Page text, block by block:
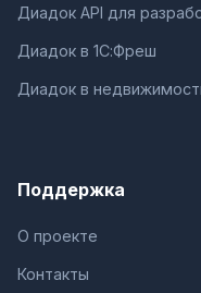
Диадок API для
Диадок в 1С:Фреш
Диадок в
Поддержка
О проекте
Контакты